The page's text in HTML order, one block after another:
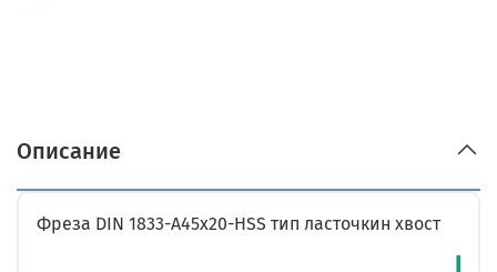
Описание
Фреза DIN 1833-A45x20-HSS тип ласточкин хвост